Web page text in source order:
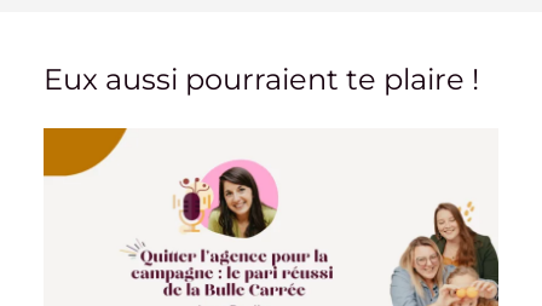
Eux aussi pourraient te plaire !